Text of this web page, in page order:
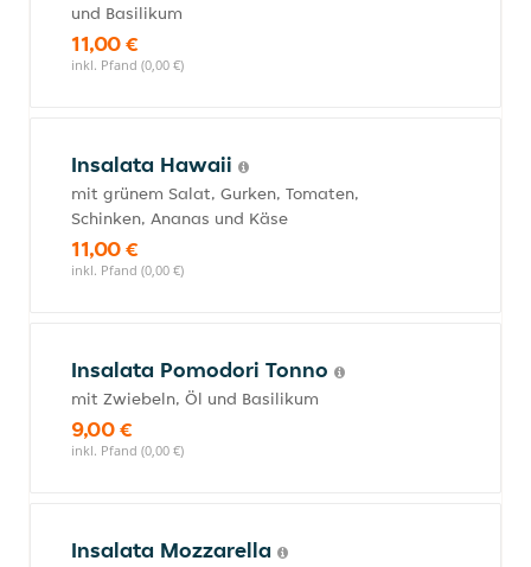
und Basilikum
11,00 €
inkl. Pfand (0,00 €)
Insalata Hawaii
mit grünem Salat, Gurken, Tomaten,
Schinken, Ananas und Käse
11,00 €
inkl. Pfand (0,00 €)
Insalata Pomodori Tonno
mit Zwiebeln, Öl und Basilikum
9,00 €
inkl. Pfand (0,00 €)
Insalata Mozzarella